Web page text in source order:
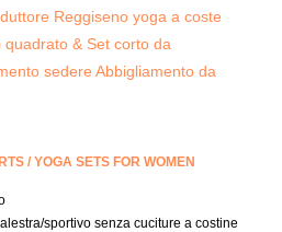
/ YOGA SETS FOR WOMEN
sportivo senza cuciture a costine